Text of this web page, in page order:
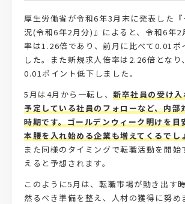
厚生労働省が令和6年3月末に発表した
況(令和6年2月分)』によると、令和6年2
率は1.26倍であり、前月に比べて0.01ポ
した。また新規求人倍率は2.26倍となり
0.01ポイント低下しました。
5月は4月から一転し、新卒社員の受け
予定している社員のフォローなど、内部
時期です。ゴールデンウィーク明けを目
本腰を入れ始める企業も増えてくるでし
また同様のタイミングで転職活動を開始
えると予想されます。
このように5月は、転職市場が動き出す時
然るべき準備を整え、人材の獲得に努め